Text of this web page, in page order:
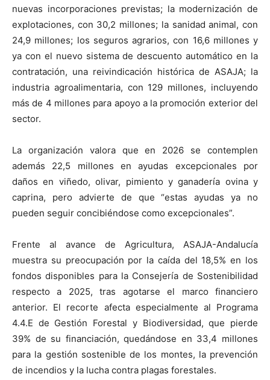
nuevas incorporaciones previstas; la modernización de
explotaciones, con 30,2 millones; la sanidad animal, con
24,9 millones; los seguros agrarios, con 16,6 millones y
ya con el nuevo sistema de descuento automático en la
contratación, una reivindicación histórica de ASAJA; la
industria agroalimentaria, con 129 millones, incluyendo
más de 4 millones para apoyo a la promoción exterior del
sector.
La organización valora que en 2026 se contemplen
además 22,5 millones en ayudas excepcionales por
daños en viñedo, olivar, pimiento y ganadería ovina y
caprina, pero advierte de que “estas ayudas ya no
pueden seguir concibiéndose como excepcionales”.
Frente al avance de Agricultura, ASAJA-Andalucía
muestra su preocupación por la caída del 18,5% en los
fondos disponibles para la Consejería de Sostenibilidad
respecto a 2025, tras agotarse el marco financiero
anterior. El recorte afecta especialmente al Programa
4.4.E de Gestión Forestal y Biodiversidad, que pierde
39% de su financiación, quedándose en 33,4 millones
para la gestión sostenible de los montes, la prevención
de incendios y la lucha contra plagas forestales.